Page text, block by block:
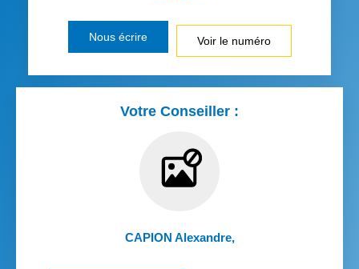
Nous écrire Voir le numéro
Votre Conseiller :
CAPION Alexandre,